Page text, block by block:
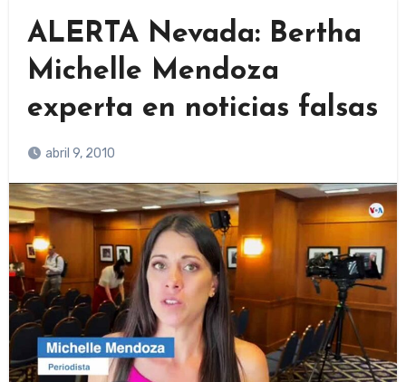
ALERTA Nevada: Bertha
Michelle Mendoza
experta en noticias falsas
abril 9, 2010